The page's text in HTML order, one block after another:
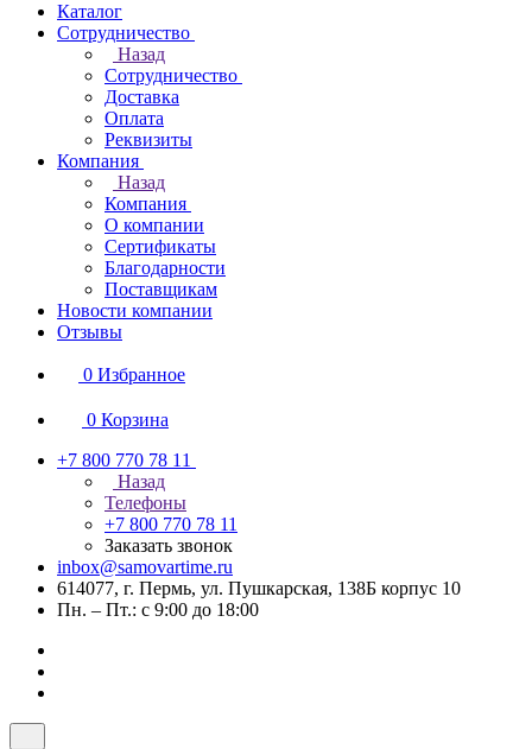
Каталог
Сотрудничество
Назад
Сотрудничество
Доставка
Оплата
Реквизиты
Компания
Назад
Компания
О компании
Сертификаты
Благодарности
Поставщикам
Новости компании
Отзывы
0 Избранное
0 Корзина
+7 800 770 78 11
Назад
Телефоны
+7 800 770 78 11
Заказать звонок
inbox@samovartime.ru
614077, г. Пермь, ул. Пушкарская, 138Б корпус 10
Пн. – Пт.: с 9:00 до 18:00